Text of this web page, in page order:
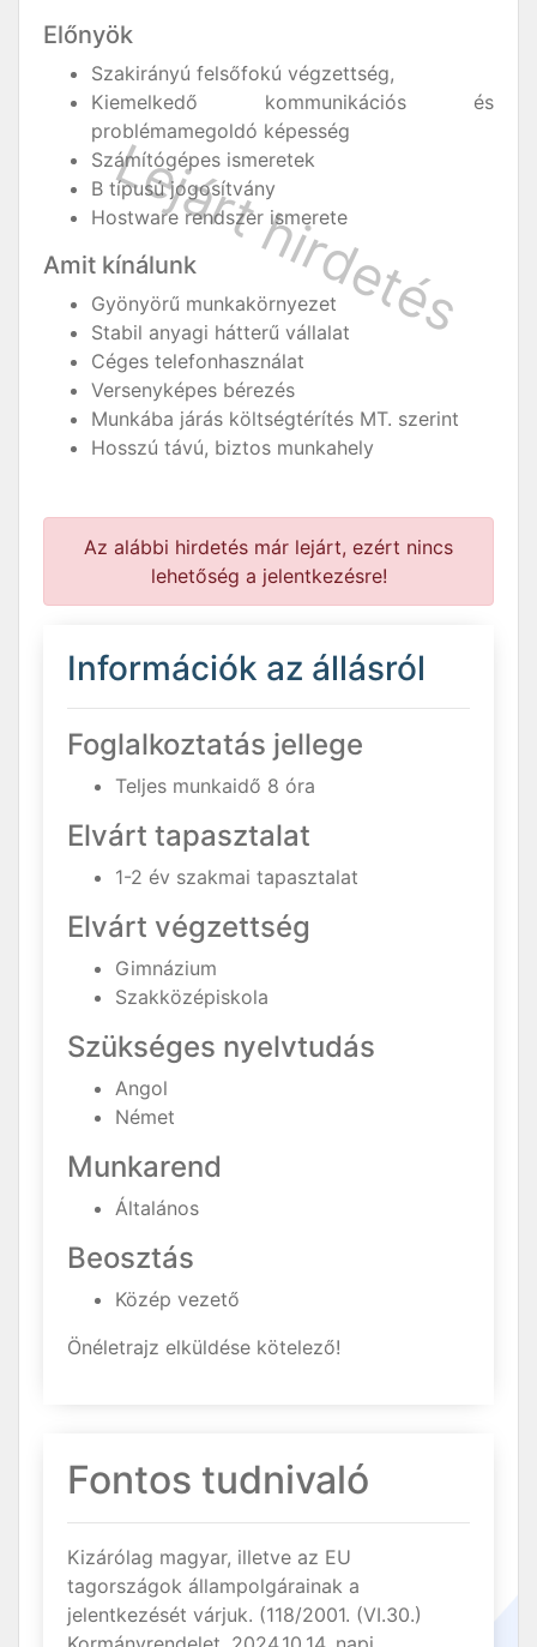
Előnyök
Szakirányú felsőfokú végzettség,
Kiemelkedő kommunikációs és
problémamegoldó képesség
Számítógépes ismeretek
B típusú jogosítvány
Hostware rendszer ismerete
Amit kínálunk
Gyönyörű munkakörnyezet
Stabil anyagi hátterű vállalat
Céges telefonhasználat
Versenyképes bérezés
Munkába járás költségtérítés MT. szerint
Hosszú távú, biztos munkahely
Az alábbi hirdetés már lejárt, ezért nincs
lehetőség a jelentkezésre!
Információk az állásról
Foglalkoztatás jellege
Teljes munkaidő 8 óra
Elvárt tapasztalat
1-2 év szakmai tapasztalat
Elvárt végzettség
Gimnázium
Szakközépiskola
Szükséges nyelvtudás
Angol
Német
Munkarend
Általános
Beosztás
Közép vezető
Önéletrajz elküldése kötelező!
Fontos tudnivaló
Kizárólag magyar, illetve az EU
tagországok állampolgárainak a
jelentkezését várjuk. (118/2001. (VI.30.)